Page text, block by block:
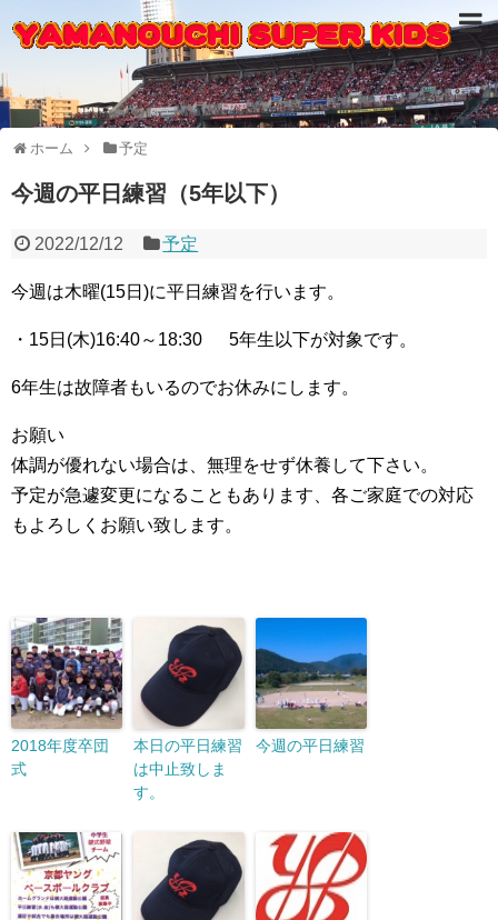
ホーム 予定
今週の平日練習（5年以下）
2022/12/12 予定
今週は木曜(15日)に平日練習を行います。
・15日(木)16:40～18:30 5年生以下が対象です。
6年生は故障者もいるのでお休みにします。
お願い
体調が優れない場合は、無理をせず休養して下さい。
予定が急遽変更になることもあります、各ご家庭での対応
もよろしくお願い致します。
2018年度卒団
式
本日の平日練習
は中止致しま
す。
今週の平日練習